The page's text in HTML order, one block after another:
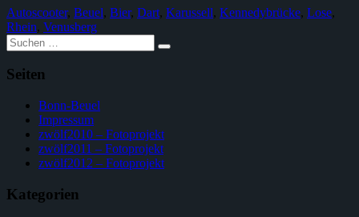
Autoscooter, Beuel, Bier, Dart, Karussell, Kennedybrücke, Lose,
Rhein, Venusberg
Suche
nach:
Seiten
Bonn-Beuel
Impressum
zwölf2010 – Fotoprojekt
zwölf2011 – Fotoprojekt
zwölf2012 – Fotoprojekt
Kategorien